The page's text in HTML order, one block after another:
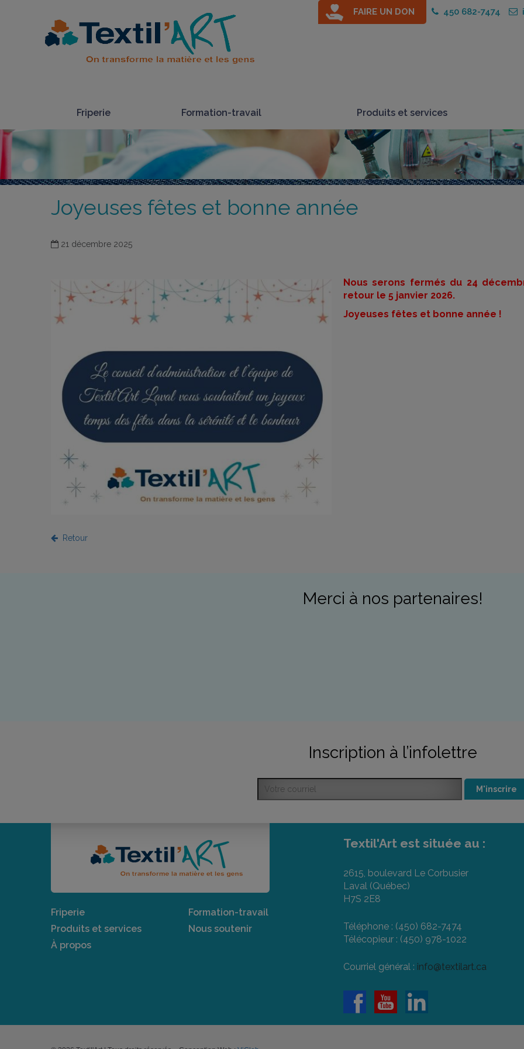
FAIRE UN DON 450 682-7474
Friperie Formation-travail Produits et services
Joyeuses fêtes et bonne année
21 décembre 2025
Nous serons fermés du 24
retour le 5 janvier 2026.
Joyeuses fêtes et bonne année !
Retour
Merci à nos partenaires!
Inscription à l’infolettre
M'inscrire
Friperie
Formation-travail
Produits et services
Nous soutenir
À propos
Textil'Art est située au :
2615, boulevard Le Corbusier
Laval (Québec)
H7S 2E8
Téléphone : (450) 682-7474
Télécopieur : (450) 978-1022
Courriel général : info@textilart.ca